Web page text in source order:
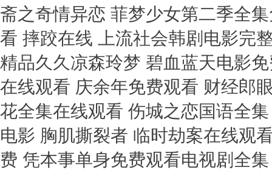
斋之奇情异恋 菲梦少女第二季全
看 摔跤在线 上流社会韩剧电影完
精品久久凉森玲梦 碧血蓝天电影
在线观看 庆余年免费观看 财经郎
花全集在线观看 伤城之恋国语全
电影 胸肌撕裂者 临时劫案在线观
费 凭本事单身免费观看电视剧全